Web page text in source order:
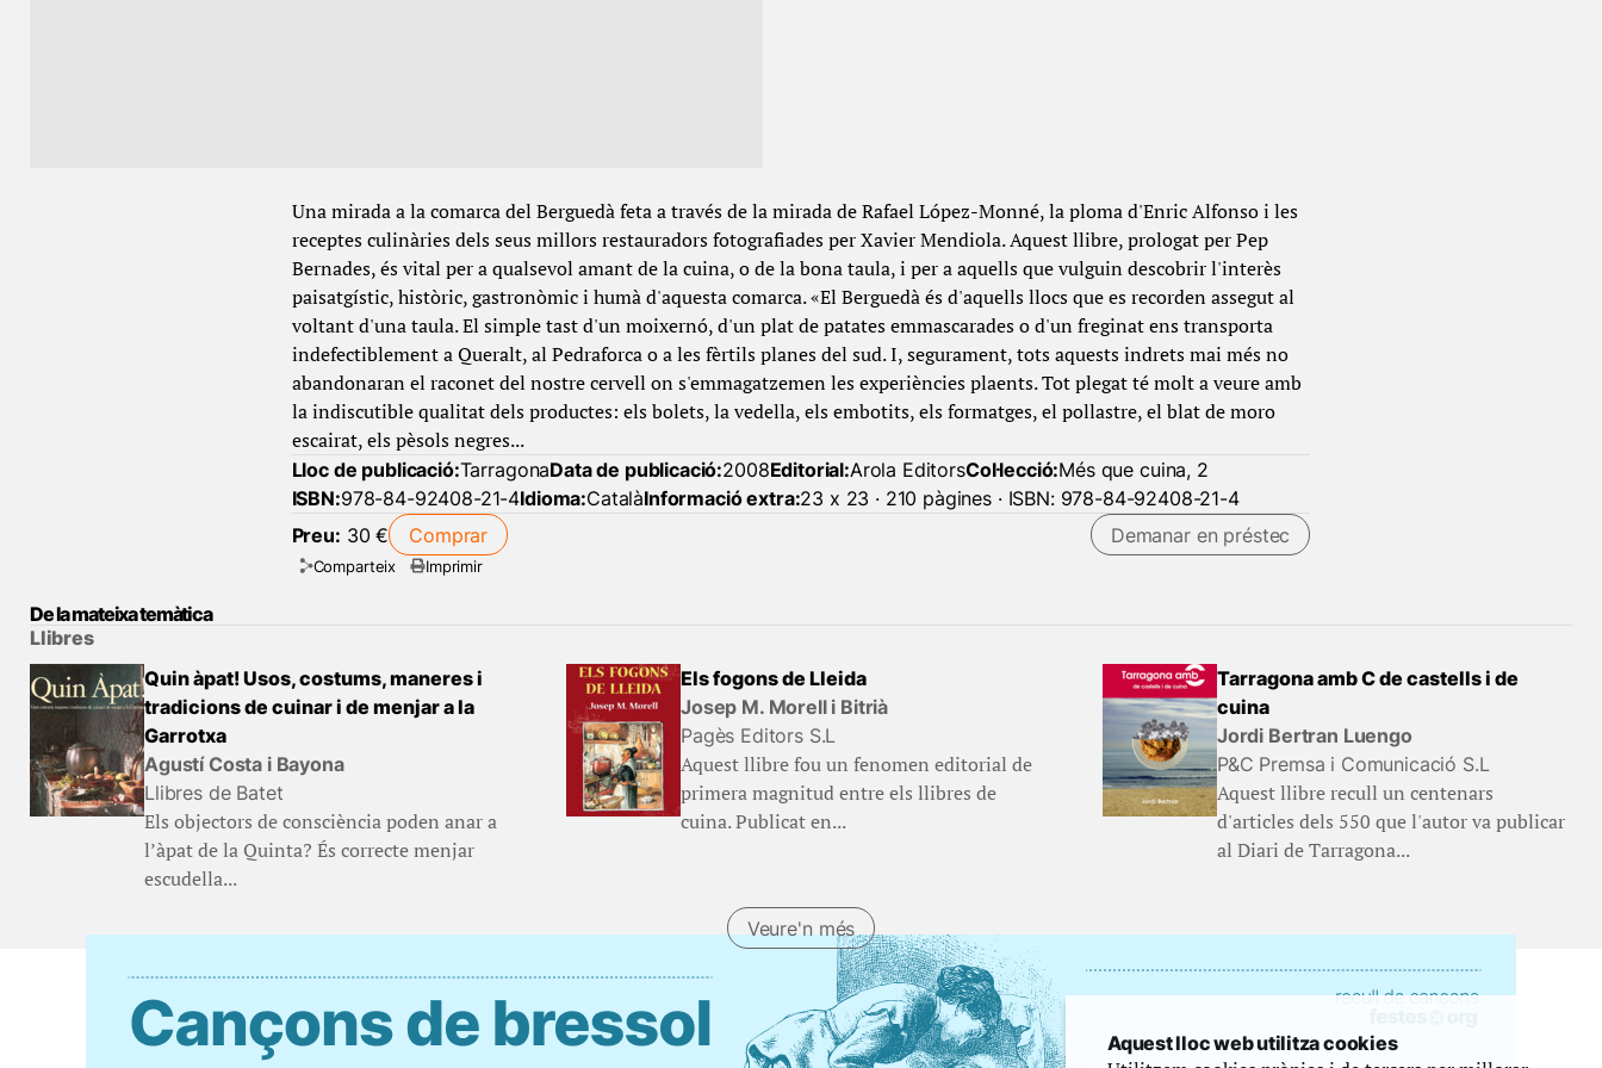
Una mirada a la comarca del Berguedà feta a través de la mirada de Rafael López-Monné, la ploma d'Enric Alfonso i les
receptes culinàries dels seus millors restauradors fotografiades per Xavier Mendiola. Aquest llibre, prologat per Pep
Bernades, és vital per a qualsevol amant de la cuina, o de la bona taula, i per a aquells que vulguin descobrir l'interès
paisatgístic, històric, gastronòmic i humà d'aquesta comarca. «El Berguedà és d'aquells llocs que es recorden assegut al
voltant d'una taula. El simple tast d'un moixernó, d'un plat de patates emmascarades o d'un freginat ens transporta
indefectiblement a Queralt, al Pedraforca o a les fèrtils planes del sud. I, segurament, tots aquests indrets mai més no
abandonaran el raconet del nostre cervell on s'emmagatzemen les experiències plaents. Tot plegat té molt a veure amb
la indiscutible qualitat dels productes: els bolets, la vedella, els embotits, els formatges, el pollastre, el blat de moro
escairat, els pèsols negres...
Lloc de publicació:TarragonaData de publicació:2008Editorial:Arola EditorsCol·lecció:Més que cuina, 2
ISBN:978-84-92408-21-4Idioma:CatalàInformació extra:23 x 23 · 210 pàgines · ISBN: 978-84-92408-21-4
Preu: 30 € Comprar Demanar en préstec
Comparteix Imprimir
De la mateixa temàtica
Llibres
Quin àpat! Usos, costums, maneres i
tradicions de cuinar i de menjar a la
Garrotxa
Agustí Costa i Bayona
Llibres de Batet
Els objectors de consciència poden anar a
l’àpat de la Quinta? És correcte menjar
escudella...
Els fogons de Lleida
Josep M. Morell i Bitrià
Pagès Editors S.L
Aquest llibre fou un fenomen editorial de
primera magnitud entre els llibres de
cuina. Publicat en...
Tarragona amb C de castells i de
cuina
Jordi Bertran Luengo
P&C Premsa i Comunicació S.L
Aquest llibre recull un centenars
d'articles dels 550 que l'autor va publicar
al Diari de Tarragona...
Veure'n més
Aquest lloc web utilitza cookies